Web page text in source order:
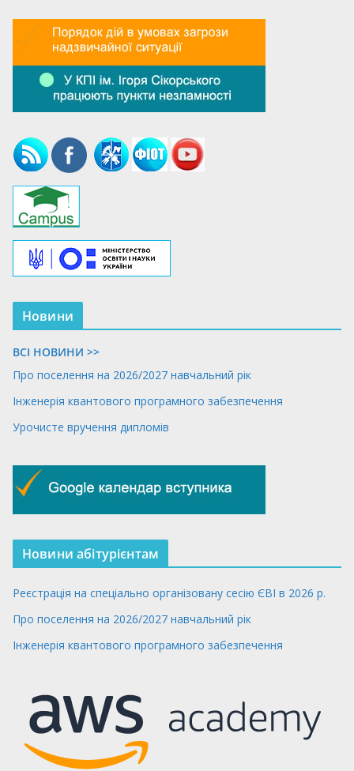
Новини
ВСІ НОВИНИ >>
Про поселення на 2026/2027 навчальний рік
Інженерія квантового програмного забезпечення
Урочисте вручення дипломів
Новини абітурієнтам
Реєстрація на спеціально організовану сесію ЄВІ в 2026 р.
Про поселення на 2026/2027 навчальний рік
Інженерія квантового програмного забезпечення